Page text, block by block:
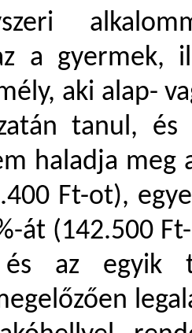
a
aki alap-
tanul,
haladja meg
Ft-ot),
át (142.500
az egyik